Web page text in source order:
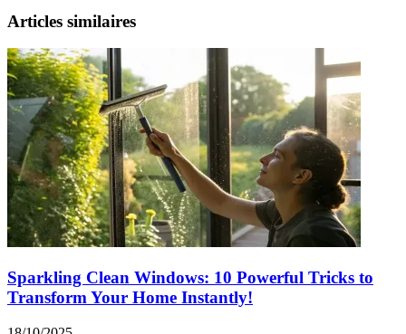
Articles similaires
Sparkling Clean Windows: 10 Powerful Tricks to
Transform Your Home Instantly!